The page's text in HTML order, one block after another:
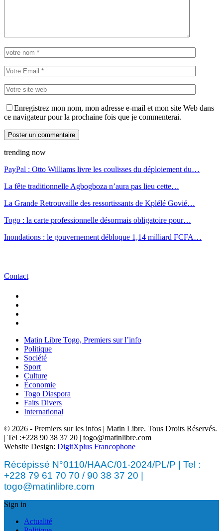
Enregistrez mon nom, mon adresse e-mail et mon site Web dans
ce navigateur pour la prochaine fois que je commenterai.
trending now
PayPal : Otto Williams livre les coulisses du déploiement du…
La fête traditionnelle Agbogboza n’aura pas lieu cette…
La Grande Retrouvaille des ressortissants de Kplélé Govié…
Togo : la carte professionnelle désormais obligatoire pour…
Inondations : le gouvernement débloque 1,14 milliard FCFA…
Contact
Matin Libre Togo, Premiers sur l’info
Politique
Société
Sport
Culture
Économie
Togo Diaspora
Faits Divers
International
© 2026 - Premiers sur les infos | Matin Libre. Tous Droits Réservés.
| Tel :+228 90 38 37 20 | togo@matinlibre.com
Website Design: DigitXplus Francophone
Récépissé N°0110/HAAC/01-2024/PL/P | Tel :
+228 79 61 70 70 / 90 38 37 20 |
togo@matinlibre.com
Sign in
Actualité